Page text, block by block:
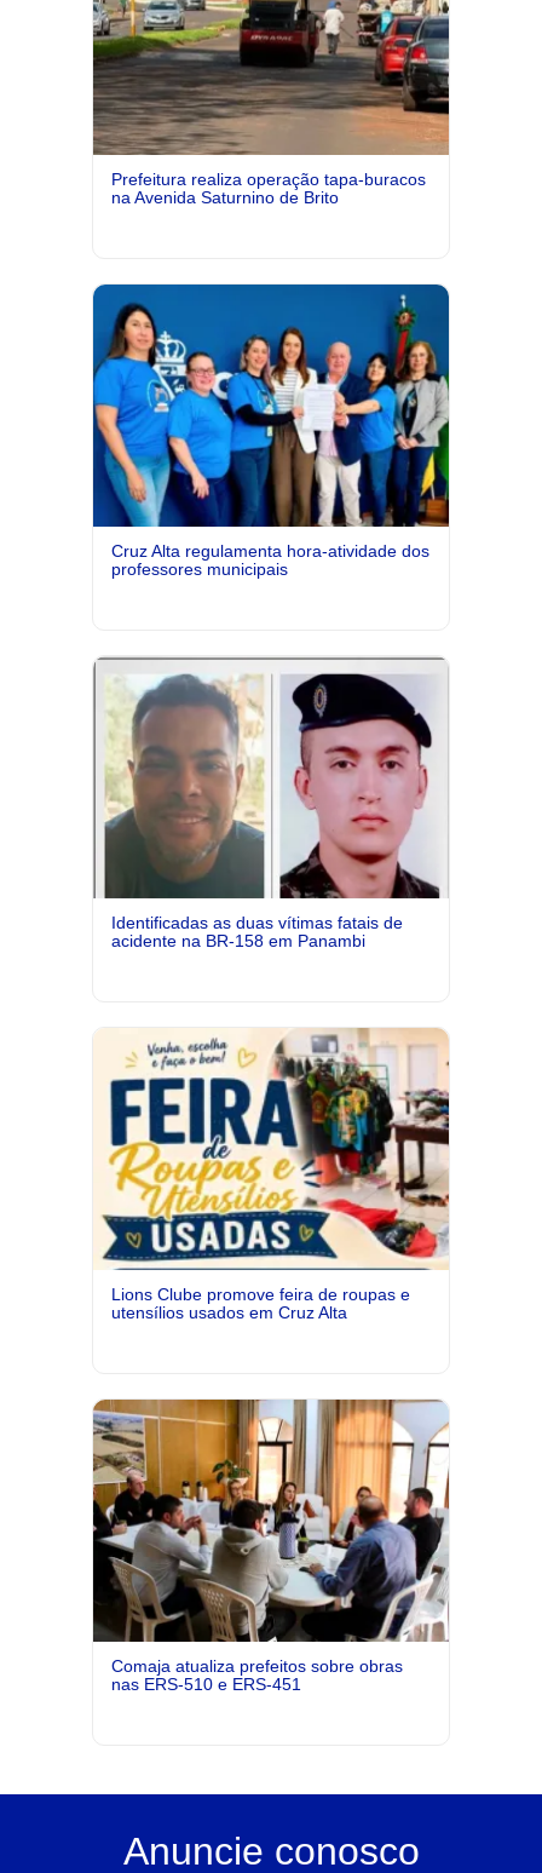
Prefeitura realiza operação tapa-buracos
na Avenida Saturnino de Brito
Cruz Alta regulamenta hora-atividade dos
professores municipais
Identificadas as duas vítimas fatais de
acidente na BR-158 em Panambi
Lions Clube promove feira de roupas e
utensílios usados em Cruz Alta
Comaja atualiza prefeitos sobre obras
nas ERS-510 e ERS-451
Anuncie conosco